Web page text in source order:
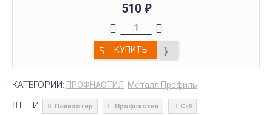
510 ₽
КУПИТЬ
КАТЕГОРИИ: ПРОФНАСТИЛ Металл Профиль
ТЕГИ: Полиэстер Профнастил С-8